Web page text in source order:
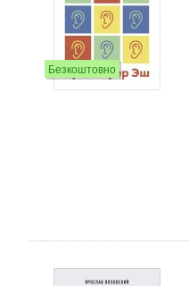
Безкоштовно